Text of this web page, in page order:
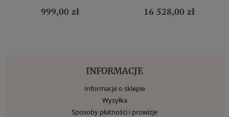
999,00 zł 16 528,00 zł
INFORMACJE
Informacje o sklepie
Wysyłka
Sposoby płatności i prowizje